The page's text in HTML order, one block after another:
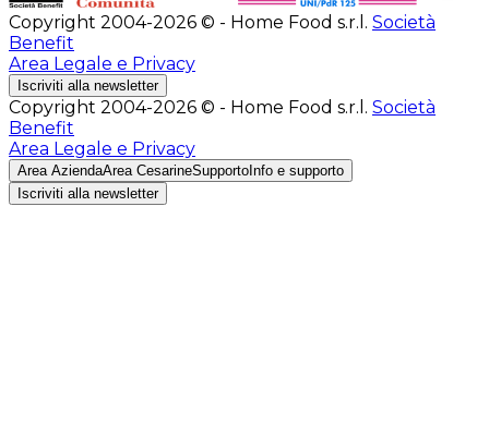
Copyright 2004-2026 © - Home Food s.r.l. Società
Benefit
Area Legale e Privacy
Iscriviti alla newsletter
Copyright 2004-2026 © - Home Food s.r.l. Società
Benefit
Area Legale e Privacy
Area AziendaArea CesarineSupporto Info e supporto
Iscriviti alla newsletter